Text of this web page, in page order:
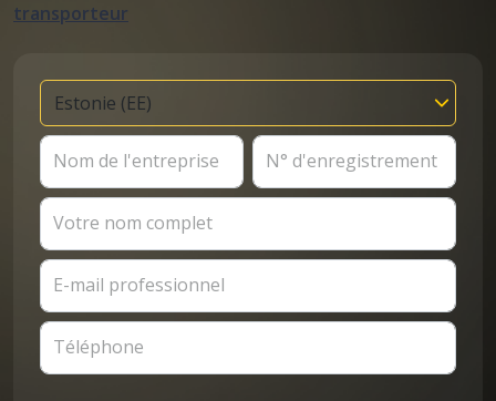
transporteur
Nom de l'entreprise N° d'enregistrement
Votre nom complet
E-mail professionnel
Téléphone